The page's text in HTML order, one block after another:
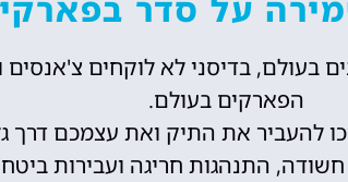
על סדר
בעולם, בדיסני לא לוקחים
הפארקים בעולם.
להעביר את התיק ואת עצמכם דרך
חשודה, התנהגות חריגה ועבירות